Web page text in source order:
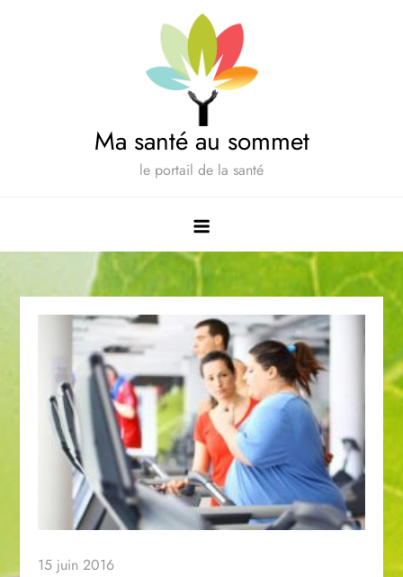
Ma santé au sommet
le portail de la santé
15 juin 2016